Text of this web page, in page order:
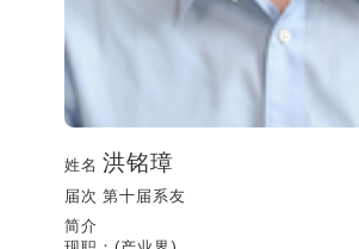
姓名 洪铭璋
届次 第十届系友
简介